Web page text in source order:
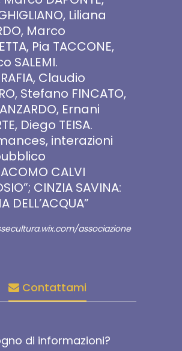
Liliana
Marco
Pia TACCONE,
SALEMI.
Claudio
Stefano FINCATO,
Ernani
Diego TEISA.
interazioni
CALVI
CINZIA SAVINA:
DELL’ACQUA”
associazione
Contattami
di informazioni?